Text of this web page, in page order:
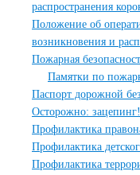
распространения
Положение об
возникновения и
Пожарная
Памятки по
Паспорт дорожной
Осторожно: зацепинг!
Профилактика
Профилактика
Профилактика